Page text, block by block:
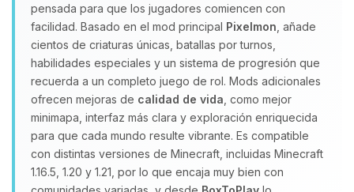
pensada para que los jugadores comiencen con
facilidad. Basado en el mod principal Pixelmon , añade
cientos de criaturas únicas, batallas por turnos,
habilidades especiales y un sistema de progresión que
recuerda a un completo juego de rol. Mods adicionales
ofrecen mejoras de calidad de vida , como mejor
minimapa, interfaz más clara y exploración enriquecida
para que cada mundo resulte vibrante. Es compatible
con distintas versiones de Minecraft, incluidas Minecraft
1.16.5, 1.20 y 1.21, por lo que encaja muy bien con
06/08/2026 08:29